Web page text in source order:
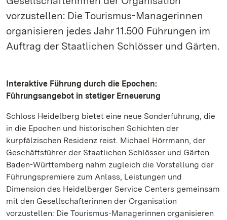
vorzustellen: Die Tourismus-Managerinnen
organisieren jedes Jahr 11.500 Führungen im
Auftrag der Staatlichen Schlösser und Gärten.
Interaktive Führung durch die Epochen:
Führungsangebot in stetiger Erneuerung
Schloss Heidelberg bietet eine neue Sonderführung, die
in die Epochen und historischen Schichten der
kurpfälzischen Residenz reist. Michael Hörrmann, der
Geschäftsführer der Staatlichen Schlösser und Gärten
Baden-Württemberg nahm zugleich die Vorstellung der
Führungspremiere zum Anlass, Leistungen und
Dimension des Heidelberger Service Centers gemeinsam
mit den Gesellschafterinnen der Organisation
vorzustellen: Die Tourismus-Managerinnen organisieren